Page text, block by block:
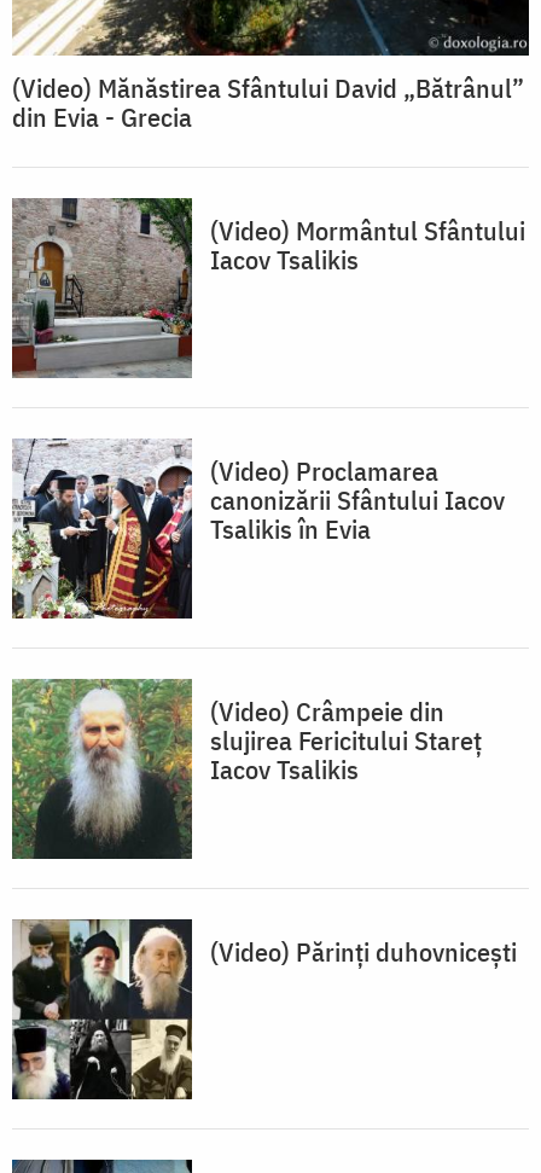
(Video) Mănăstirea Sfântului David „Bătrânul”
din Evia - Grecia
(Video) Mormântul Sfântului
Iacov Tsalikis
(Video) Proclamarea
canonizării Sfântului Iacov
Tsalikis în Evia
(Video) Crâmpeie din
slujirea Fericitului Stareț
Iacov Tsalikis
(Video) Părinți duhovnicești